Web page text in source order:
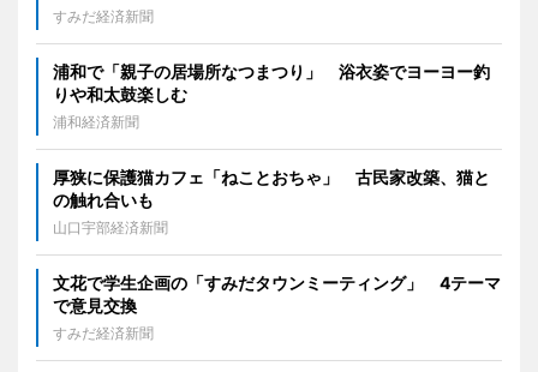
すみだ経済新聞
浦和で「親子の居場所なつまつり」 浴衣姿でヨーヨー釣
りや和太鼓楽しむ
浦和経済新聞
厚狭に保護猫カフェ「ねことおちゃ」 古民家改築、猫と
の触れ合いも
山口宇部経済新聞
文花で学生企画の「すみだタウンミーティング」 4テーマ
で意見交換
すみだ経済新聞